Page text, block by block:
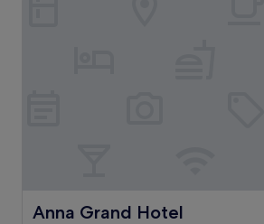
Anna Grand Hotel
Anna Grand Hotel